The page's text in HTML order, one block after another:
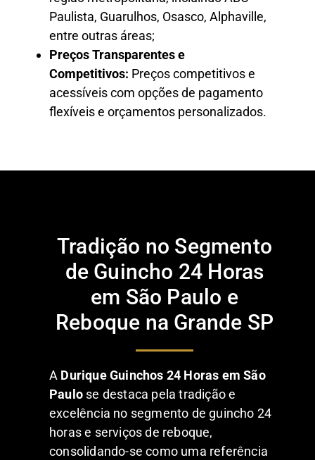
Paulista, Guarulhos, Osasco, Alphaville,
entre outras áreas;
Preços Transparentes e
Competitivos: Preços competitivos e
acessíveis com opções de pagamento
flexíveis e orçamentos personalizados.
Tradição no Segmento
de Guincho 24 Horas
em São Paulo e
Reboque na Grande SP
A Durique Guinchos 24 Horas em São
Paulo se destaca pela tradição e
excelência no segmento de guincho 24
horas e serviços de reboque,
consolidando-se como uma referência